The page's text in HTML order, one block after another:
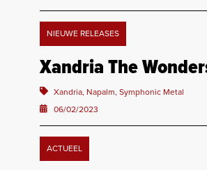
NIEUWE RELEASES
Xandria The
Xandria, Napalm, Symphonic Metal
06/02/2023
ACTUEEL